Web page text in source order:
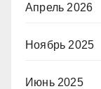
Апрель 2026
Ноябрь 2025
Июнь 2025